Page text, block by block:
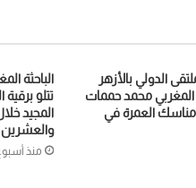
الدولي بالأزهر
المغربي محمد حممات
مناسك العمرة في
الباحثة
تتلو
المجيد
والعشرين
منذ